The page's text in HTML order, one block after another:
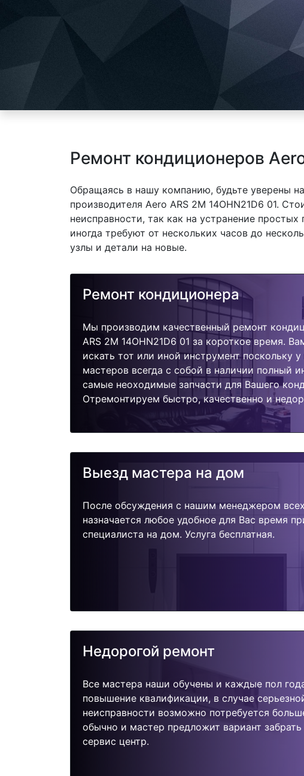
Ремонт кондиционеров
Обращаясь в нашу компанию, будьте уверены
производителя Aero ARS 2M 14OHN21D6 01.
неисправности, так как на устранение
иногда требуют от нескольких часов до
узлы и детали на новые.
Ремонт кондиционера
Мы производим качественный ремонт
ARS 2M 14OHN21D6 01 за короткое время.
искать тот или иной инструмент поскольку
мастеров всегда с собой в наличии полный
самые неоходимые запчасти для Вашего
Отремонтируем быстро, качественно и
Выезд мастера на дом
После обсуждения с нашим менеджером
назначается любое удобное для Вас время
специалиста на дом. Услуга бесплатная.
Недорогой ремонт
Все мастера наши обучены и каждые пол
повышение квалификации, в случае
неисправности возможно потребуется
обычно и мастер предложит вариант
сервис центр.